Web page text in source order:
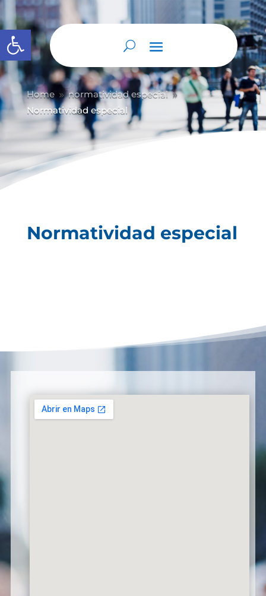
Abrir barra de herramientas
Home 9 normatividad especial 9
Normatividad especial
Normatividad especial